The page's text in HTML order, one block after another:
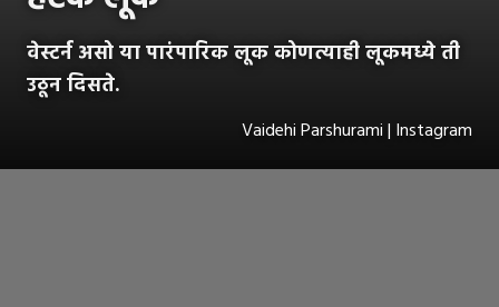
वेस्टर्न असो या पारंपारिक लूक कोणत्याही लूकमध्ये ती
उठून दिसते.
Vaidehi Parshurami | Instagram